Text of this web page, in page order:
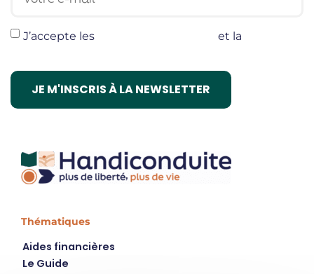
J’accepte les et la
Thématiques
Aides financières
Le Guide